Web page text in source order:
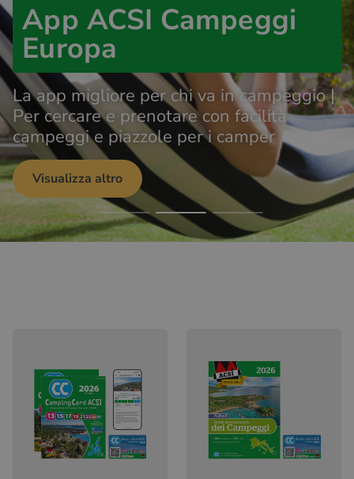
App ACSI Campeggi
Europa
La app migliore per chi va in campeggio |
Per cercare e prenotare con facilità
campeggi e piazzole per i camper
Visualizza altro